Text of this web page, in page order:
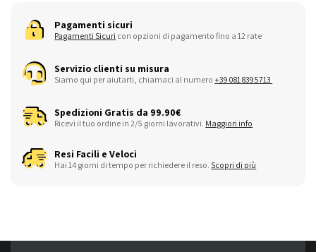
Pagamenti sicuri
Pagamenti Sicuri con opzioni di pagamento fino a 12 rate
Servizio clienti su misura
Siamo qui per aiutarti, chiamaci al numero+39 081 8395713
Spedizioni Gratis da 99.90€
Ricevi il tuo ordine in 2/5 giorni lavorativi. Maggiori info
Resi Facili e Veloci
Hai 14 giorni di tempo per richiedere il reso. Scopri di più